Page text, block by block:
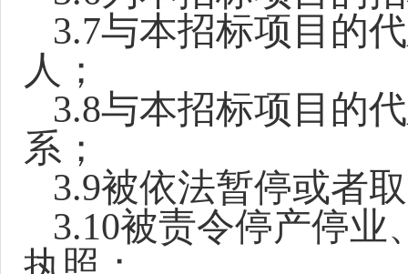
3.7与本招标项目的
人；
3.8与本招标项目的
系；
3.9被依法暂停或者
3.10被责令停产停业